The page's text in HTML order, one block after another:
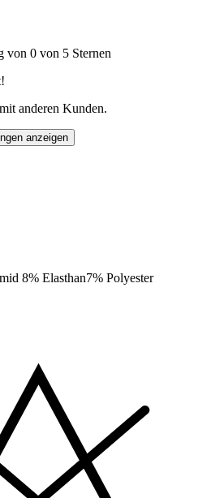
von 0 von 5 Sternen
anderen Kunden.
anzeigen
8% Elasthan7% Polyester